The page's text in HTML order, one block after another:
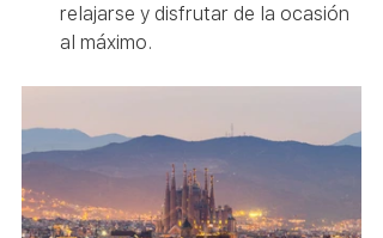
relajarse y disfrutar de la ocasión
al máximo.